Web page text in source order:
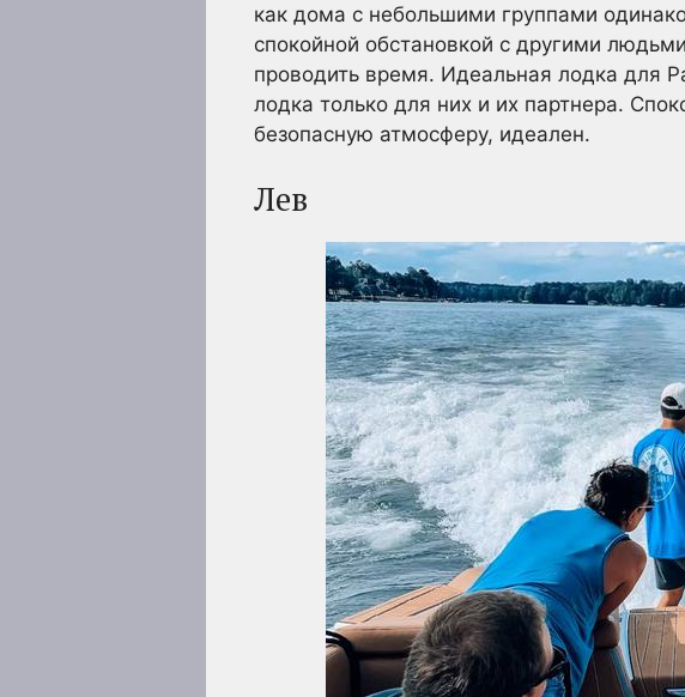
как дома с небольшими группами
спокойной обстановкой с другими
проводить время. Идеальная лодка для
лодка только для них и их партнера.
безопасную атмосферу, идеален.
Лев